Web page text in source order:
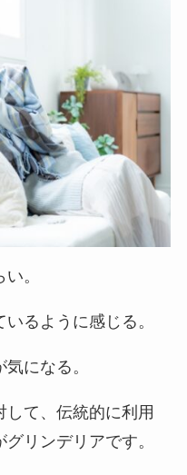
。
るように感じる。
になる。
て、伝統的に利用
リンデリアです。